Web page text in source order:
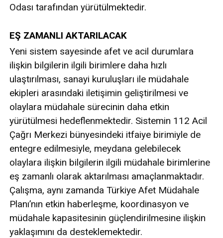
Odası tarafından yürütülmektedir.
EŞ ZAMANLI AKTARILACAK
Yeni sistem sayesinde afet ve acil durumlara
ilişkin bilgilerin ilgili birimlere daha hızlı
ulaştırılması, sanayi kuruluşları ile müdahale
ekipleri arasındaki iletişimin geliştirilmesi ve
olaylara müdahale sürecinin daha etkin
yürütülmesi hedeflenmektedir. Sistemin 112 Acil
Çağrı Merkezi bünyesindeki itfaiye birimiyle de
entegre edilmesiyle, meydana gelebilecek
olaylara ilişkin bilgilerin ilgili müdahale birimlerine
eş zamanlı olarak aktarılması amaçlanmaktadır.
Çalışma, aynı zamanda Türkiye Afet Müdahale
Planı’nın etkin haberleşme, koordinasyon ve
müdahale kapasitesinin güçlendirilmesine ilişkin
yaklaşımını da desteklemektedir.